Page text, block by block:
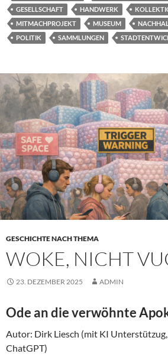
GESELLSCHAFT
HANDWERK
MITMACHPROJEKT
MUSEUM
POLITIK
SAMMLUNGEN
GESCHICHTE NACH THEMA
WOKE, NICHT
23. DEZEMBER 2025 ADMIN
Ode an die verwöhnte
Autor: Dirk Liesch (mit KI Unterstützug,
ChatGPT)